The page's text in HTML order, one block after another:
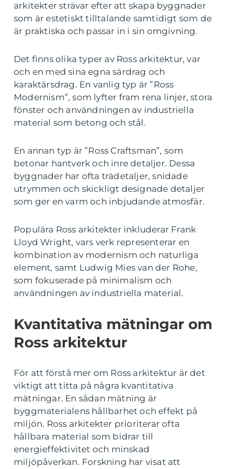
arkitekter strävar efter att skapa byggnader
som är estetiskt tilltalande samtidigt som de
är praktiska och passar in i sin omgivning.
Det finns olika typer av Ross arkitektur, var
och en med sina egna särdrag och
karaktärsdrag. En vanlig typ är ”Ross
Modernism”, som lyfter fram rena linjer, stora
fönster och användningen av industriella
material som betong och stål.
En annan typ är ”Ross Craftsman”, som
betonar hantverk och inre detaljer. Dessa
byggnader har ofta trädetaljer, snidade
utrymmen och skickligt designade detaljer
som ger en varm och inbjudande atmosfär.
Populära Ross arkitekter inkluderar Frank
Lloyd Wright, vars verk representerar en
kombination av modernism och naturliga
element, samt Ludwig Mies van der Rohe,
som fokuserade på minimalism och
användningen av industriella material.
Kvantitativa mätningar om
Ross arkitektur
För att förstå mer om Ross arkitektur är det
viktigt att titta på några kvantitativa
mätningar. En sådan mätning är
byggmaterialens hållbarhet och effekt på
miljön. Ross arkitekter prioriterar ofta
hållbara material som bidrar till
energieffektivitet och minskad
miljöpåverkan. Forskning har visat att